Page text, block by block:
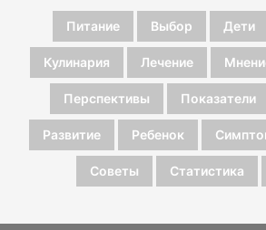
Питание Выбор Дети
Кулинария Лечение
Перспективы Показатели
Развитие Ребенок
Советы Статистика